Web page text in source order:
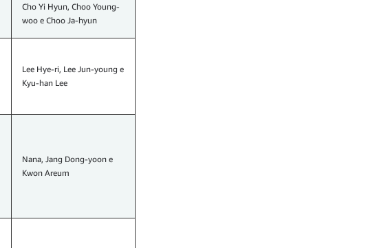
Cho Yi Hyun, Choo Young-
woo e Choo Ja-hyun
Lee Hye-ri, Lee Jun-young e
Kyu-han Lee
Nana, Jang Dong-yoon e
Kwon Areum